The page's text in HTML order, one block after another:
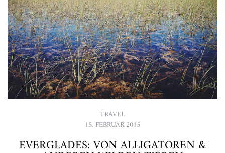
TRAVEL
15. FEBRUAR 2015
EVERGLADES: VON ALLIGATOREN &